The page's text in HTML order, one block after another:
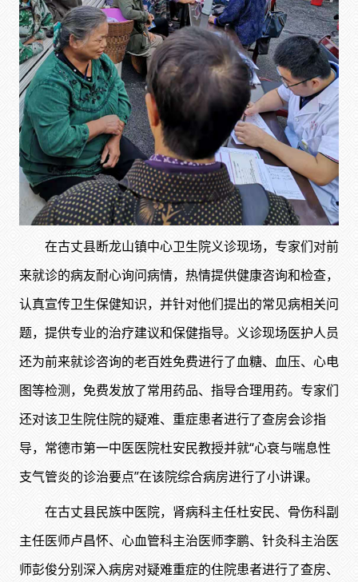
在古丈县断龙山镇中心卫生院义诊现场，专家们对前
来就诊的病友耐心询问病情，热情提供健康咨询和检查，
认真宣传卫生保健知识，并针对他们提出的常见病相关问
题，提供专业的治疗建议和保健指导。义诊现场医护人员
还为前来就诊咨询的老百姓免费进行了血糖、血压、心电
图等检测，免费发放了常用药品、指导合理用药。专家们
还对该卫生院住院的疑难、重症患者进行了查房会诊指
导，常德市第一中医医院杜安民教授并就“心衰与喘息性
支气管炎的诊治要点”在该院综合病房进行了小讲课。
在古丈县民族中医院，肾病科主任杜安民、骨伤科副
主任医师卢昌怀、心血管科主治医师李鹏、针灸科主治医
师彭俊分别深入病房对疑难重症的住院患者进行了查房、